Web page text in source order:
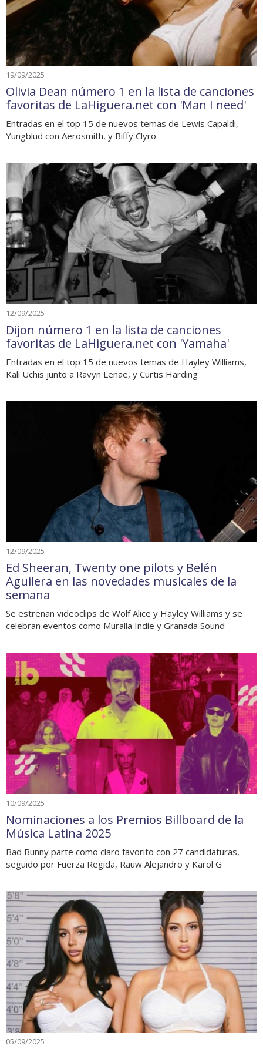
19/09/2025
Olivia Dean número 1 en la lista de canciones
favoritas de LaHiguera.net con 'Man I need'
Entradas en el top 15 de nuevos temas de Lewis Capaldi,
Yungblud con Aerosmith, y Biffy Clyro
12/09/2025
Dijon número 1 en la lista de canciones
favoritas de LaHiguera.net con 'Yamaha'
Entradas en el top 15 de nuevos temas de Hayley Williams,
Kali Uchis junto a Ravyn Lenae, y Curtis Harding
12/09/2025
Ed Sheeran, Twenty one pilots y Belén
Aguilera en las novedades musicales de la
semana
Se estrenan videoclips de Wolf Alice y Hayley Williams y se
celebran eventos como Muralla Indie y Granada Sound
10/09/2025
Nominaciones a los Premios Billboard de la
Música Latina 2025
Bad Bunny parte como claro favorito con 27 candidaturas,
seguido por Fuerza Regida, Rauw Alejandro y Karol G
05/09/2025